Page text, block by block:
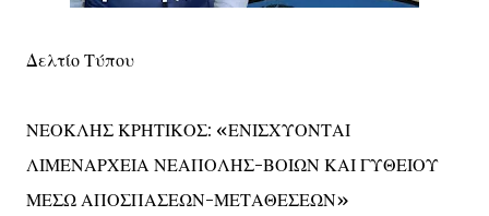
Δελτίο Τύπου
ΝΕΟΚΛΗΣ ΚΡΗΤΙΚΟΣ: «ΕΝΙΣΧΥΟΝΤΑΙ
ΛΙΜΕΝΑΡΧΕΙΑ ΝΕΑΠΟΛΗΣ-ΒΟΙΩΝ ΚΑΙ ΓΥΘΕΙΟΥ
ΜΕΣΩ ΑΠΟΣΠΑΣΕΩΝ-ΜΕΤΑΘΕΣΕΩΝ»